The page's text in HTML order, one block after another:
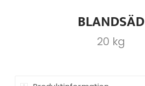
BLANDSÄD
20 kg